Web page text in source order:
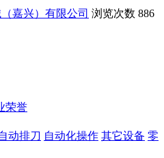
嘉兴）有限公司 浏览次数 886
荣誉
动排刀 自动化操作 其它设备 零